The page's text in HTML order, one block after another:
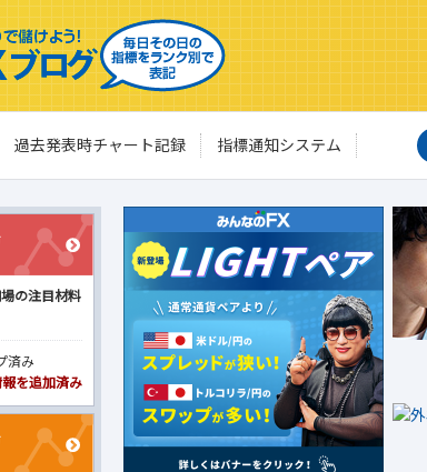
過去発表時チャート記録 指標通知システム
の注目材料
済み
を追加済み